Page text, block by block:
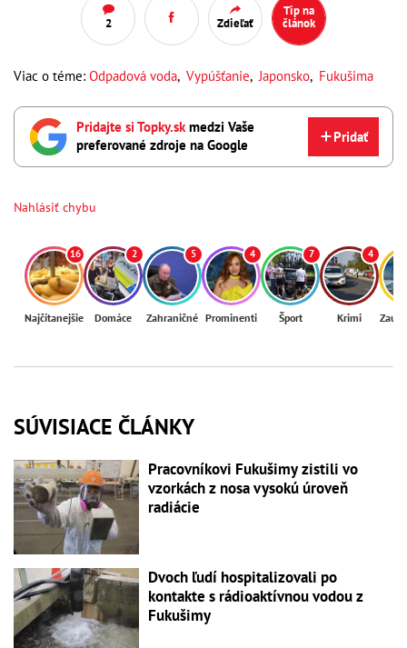
2 Zdieľať
Tip na
článok
Viac o téme: Odpadová voda, Vypúšťanie,Japonsko, Fukušima
Pridajte si Topky.skmedzi Vaše
preferované zdroje na Google
Pridať
Nahlásiť chybu
16
Najčítanejšie
2
Domáce
5
Zahraničné
4
Prominenti
7
Šport
4
Krimi
SÚVISIACE ČLÁNKY
Pracovníkovi Fukušimy zistili vo
vzorkách z nosa vysokú úroveň
radiácie
Dvoch ľudí hospitalizovali po
kontakte s rádioaktívnou vodou z
Fukušimy